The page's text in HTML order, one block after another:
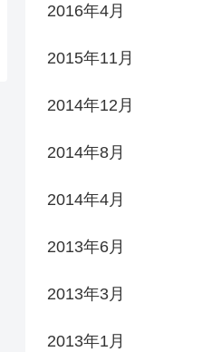
2016年4月
2015年11月
2014年12月
2014年8月
2014年4月
2013年6月
2013年3月
2013年1月